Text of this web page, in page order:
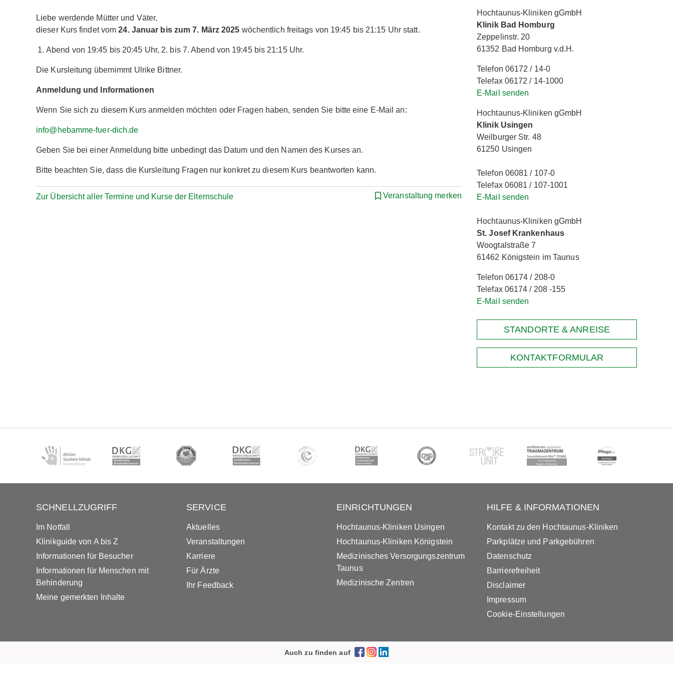
Liebe werdende Mütter und Väter,
dieser Kurs findet vom24. Januar bis zum 7. März 2025 wöchentlich freitags von 19:45 bis 21:15 Uhr statt.
Abend von 19:45 bis 20:45 Uhr, 2. bis 7. Abend von 19:45 bis 21:15 Uhr.
Die Kursleitung übernimmt Ulrike Bittner.
Anmeldung und Informationen
Wenn Sie sich zu diesem Kurs anmelden möchten oder Fragen haben, senden Sie bitte eine E-Mail an:
info@hebamme-fuer-dich.de
Geben Sie bei einer Anmeldung bitte unbedingt das Datum und den Namen des Kurses an.
Bitte beachten Sie, dass die Kursleitung Fragen nur konkret zu diesem Kurs beantworten kann.
Zur Übersicht aller Termine und Kurse der Elternschule Veranstaltung merken
Hochtaunus-Kliniken gGmbH
Klinik Bad Homburg
Zeppelinstr. 20
61352 Bad Homburg v.d.H.
Telefon 06172 / 14-0
Telefax 06172 / 14-1000
E-Mail senden
Hochtaunus-Kliniken gGmbH
Klinik Usingen
Weilburger Str. 48
61250 Usingen
Telefon 06081 / 107-0
Telefax 06081 / 107-1001
E-Mail senden
Hochtaunus-Kliniken gGmbH
St. Josef Krankenhaus
Woogtalstraße 7
61462 Königstein im Taunus
Telefon 06174 / 208-0
Telefax 06174 / 208 -155
E-Mail senden
STANDORTE & ANREISE
KONTAKTFORMULAR
SCHNELLZUGRIFF
Im Notfall
Klinikguide von A bis Z
Informationen für Besucher
Informationen für Menschen mit
Behinderung
Meine gemerkten Inhalte
SERVICE
Aktuelles
Veranstaltungen
Karriere
Für Ärzte
Ihr Feedback
EINRICHTUNGEN
Hochtaunus-Kliniken Usingen
Hochtaunus-Kliniken Königstein
Medizinisches Versorgungszentrum
Taunus
Medizinische Zentren
HILFE & INFORMATIONEN
Kontakt zu den Hochtaunus-Kliniken
Parkplätze und Parkgebühren
Datenschutz
Barrierefreiheit
Disclaimer
Impressum
Cookie-Einstellungen
Auch zu finden auf